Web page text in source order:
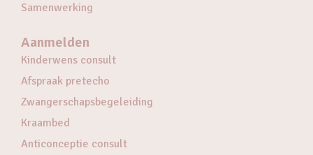
Samenwerking
Aanmelden
Kinderwens consult
Afspraak pretecho
Zwangerschapsbegeleiding
Kraambed
Anticonceptie consult